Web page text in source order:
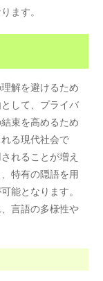
ます。
解を避けるため
して、プライバ
束を高めるため
る現代社会で
れることが増え
特有の隠語を用
能となります。
言語の多様性や